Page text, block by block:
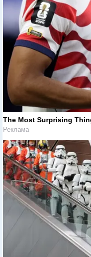
The Most Surprising
Реклама